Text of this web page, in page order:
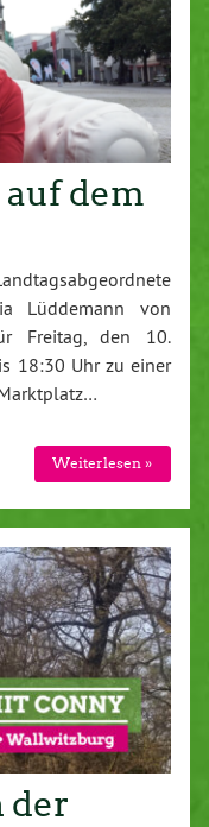
dem
Lüddemann von
Freitag, den 10.
18:30 Uhr zu einer
Weiterlesen »
der